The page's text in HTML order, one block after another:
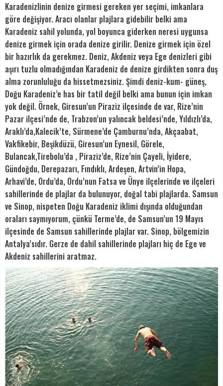
Karadenizlinin denize girmesi gereken yer seçimi, imkanlara
göre değişiyor. Aracı olanlar plajlara gidebilir belki ama
Karadeniz sahil yolunda, yol boyunca giderken neresi uygunsa
denize girmek için orada denize girilir. Denize girmek için özel
bir hazırlık da gerekmez. Deniz, Akdeniz veya Ege denizleri gibi
aşırı tuzlu olmadığından Karadeniz de denize girdikten sonra duş
alma zorunluluğu da hissetmezsiniz. Şimdi deniz-kum- güneş,
Doğu Karadeniz’e has bir tatil değil belki ama bunun için imkan
yok değil. Örnek, Giresun’un Piraziz ilçesinde de var, Rize’nin
Pazar ilçesi’nde de, Trabzon’un yalıncak beldesi’nde, Yıldızlı’da,
Araklı’da,Kalecik’te, Sürmene’de Çamburnu’nda, Akçaabat,
Vakfikebir, Beşikdüzü, Giresun’un Eynesil, Görele,
Bulancak,Tirebolu’da , Piraziz’de, Rize’nin Çayeli, İyidere,
Gündoğdu, Derepazarı, Fındıklı, Ardeşen, Artvin’in Hopa,
Arhavi’de, Ordu’da, Ordu’nun Fatsa ve Ünye ilçelerinde ve ilçeleri
sahillerinde de plajlar da bulunuyor, doğal tabi plajlarda. Samsun
ve Sinop, nispeten Doğu Karadeniz iklimi dışında olduğundan
oraları saymıyorum, çünkü Terme’de, de Samsun’un 19 Mayıs
ilçesinde de Samsun sahillerinde plajlar var. Sinop, bölgemizin
Antalya’sıdır. Gerze de dahil sahillerinde plajları hiç de Ege ve
Akdeniz sahillerini aratmaz.